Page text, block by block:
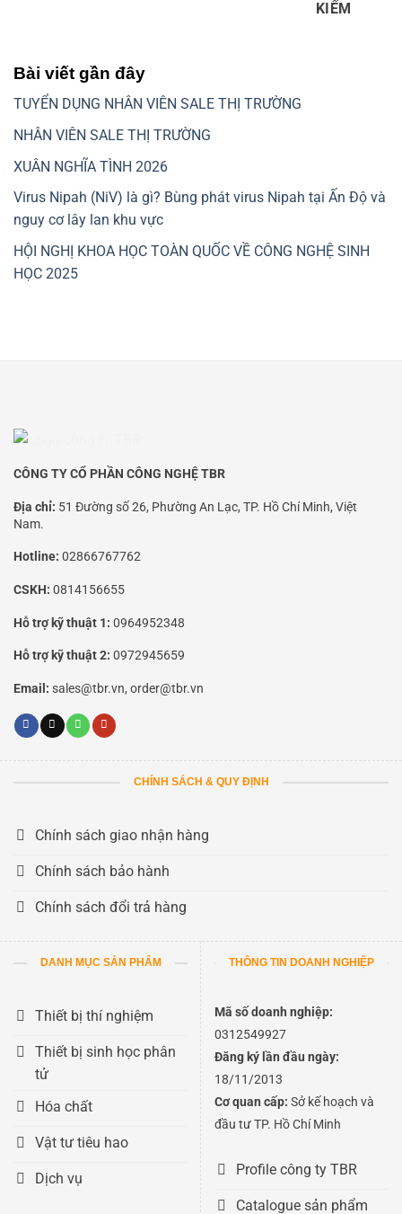
KIẾM
Bài viết gần đây
TUYỂN DỤNG NHÂN VIÊN SALE THỊ TRƯỜNG
NHÂN VIÊN SALE THỊ TRƯỜNG
XUÂN NGHĨA TÌNH 2026
Virus Nipah (NiV) là gì? Bùng phát virus Nipah tại Ấn Độ và
nguy cơ lây lan khu vực
HỘI NGHỊ KHOA HỌC TOÀN QUỐC VỀ CÔNG NGHỆ SINH
HỌC 2025
CÔNG TY CỔ PHẦN CÔNG NGHỆ TBR
Địa chỉ: 51 Đường số 26, Phường An Lạc, TP. Hồ Chí Minh, Việt
Nam.
Hotline: 02866767762
CSKH: 0814156655
Hỗ trợ kỹ thuật 1: 0964952348
Hỗ trợ kỹ thuật 2: 0972945659
Email: sales@tbr.vn, order@tbr.vn
CHÍNH SÁCH & QUY ĐỊNH
Chính sách giao nhận hàng
Chính sách bảo hành
Chính sách đổi trả hàng
DANH MỤC SẢN PHẨM
Thiết bị thí nghiệm
Thiết bị sinh học phân
tử
Hóa chất
Vật tư tiêu hao
Dịch vụ
THÔNG TIN DOANH NGHIỆP
Mã số doanh nghiệp:
0312549927
Đăng ký lần đầu ngày:
18/11/2013
Cơ quan cấp: Sở kế hoạch và
đầu tư TP. Hồ Chí Minh
Profile công ty TBR
Catalogue sản phẩm